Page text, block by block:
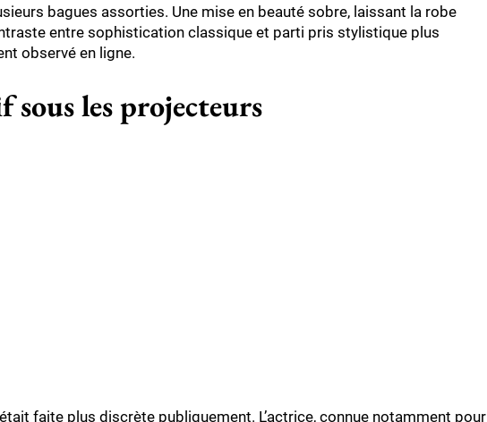
bagues assorties. Une mise en beauté sobre, laissant la robe
entre sophistication classique et parti pris stylistique plus
observé en ligne.
les projecteurs
faite plus discrète publiquement. L’actrice, connue notamment pour